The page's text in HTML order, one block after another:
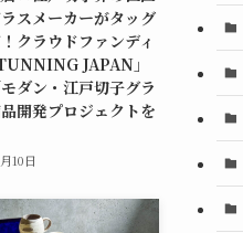
スメーカーがタッグ
クラウドファンディ
JAPAN」
ダン・江戸切子グラ
開発プロジェクトを
10日